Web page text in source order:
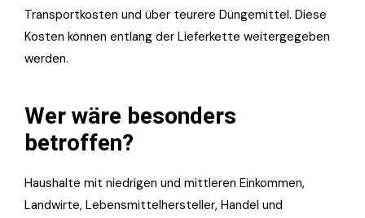
Transportkosten und über teurere Düngemittel. Diese
Kosten können entlang der Lieferkette weitergegeben
werden.
Wer wäre besonders
betroffen?
Haushalte mit niedrigen und mittleren Einkommen,
Landwirte, Lebensmittelhersteller, Handel und